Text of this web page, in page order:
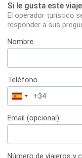
Si le gusta este
El operador turístico
responder a sus
Nombre
Teléfono
España
+34
Email (opcional)
Número de viajeros y